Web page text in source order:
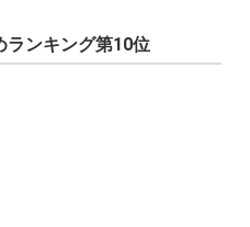
ランキング第10位